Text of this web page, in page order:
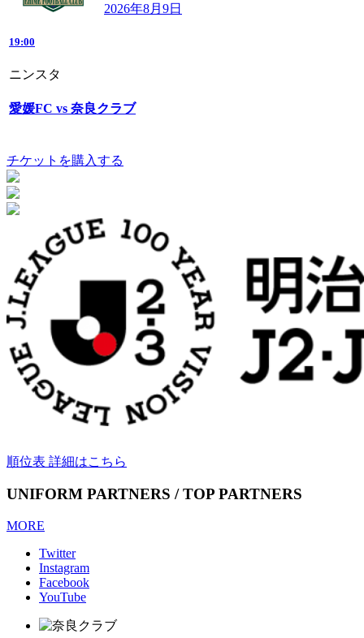
2026年8月9日
19:00
ニンスタ
愛媛FC vs 奈良クラブ
チケットを購入する
順位表 詳細はこちら
UNIFORM PARTNERS / TOP PARTNERS
MORE
Twitter
Instagram
Facebook
YouTube